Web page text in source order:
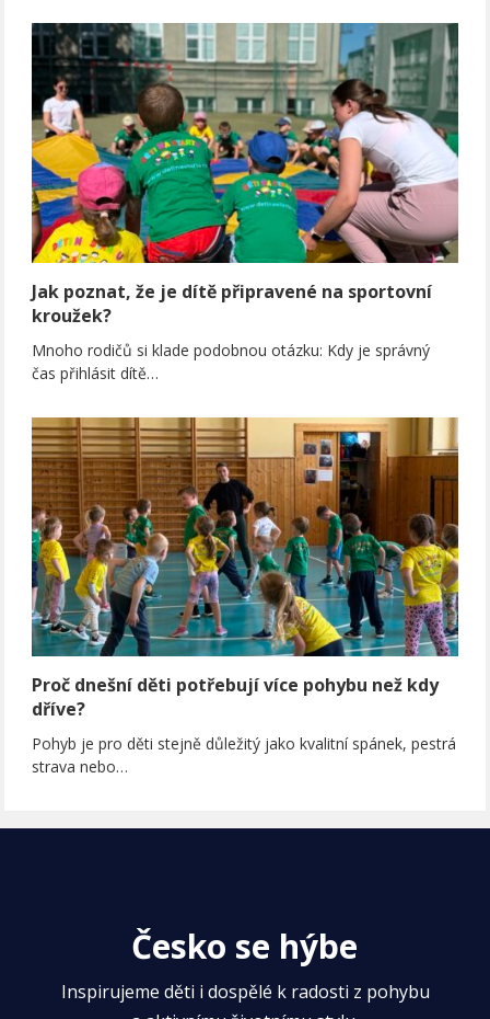
Jak poznat, že je dítě připravené na sportovní
kroužek?
Mnoho rodičů si klade podobnou otázku: Kdy je správný
čas přihlásit dítě…
Proč dnešní děti potřebují více pohybu než kdy
dříve?
Pohyb je pro děti stejně důležitý jako kvalitní spánek, pestrá
strava nebo…
Česko se hýbe
Inspirujeme děti i dospělé k radosti z pohybu